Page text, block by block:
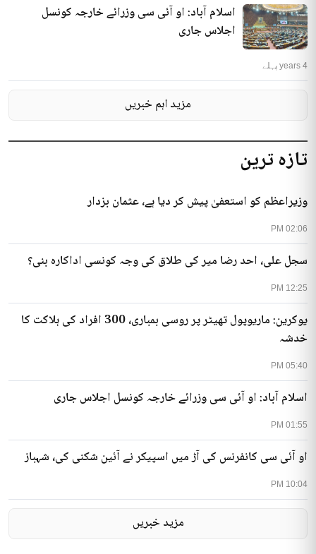
تازہ ترین
02:06 PM
وزیراعظم کو استعفیٰ پیش کر دیا ہے، عثمان بزدار
12:25 PM
سجل علی، احد رضا میر کی طلاق کی وجہ کونسی اداکارہ بنی؟
05:40 PM
یوکرین: ماریوپول تھیٹر پر روسی بمباری، 300 افراد کی ہلاکت کا
خدشہ
01:55 PM
اسلام آباد: او آئی سی وزرائے خارجہ کونسل اجلاس جاری
10:04 PM
او آئی سی کانفرنس کی آڑ میں اسپیکر نے آئین شکنی کی، شہباز
مزید خبریں
اسلام آباد: او آئی سی وزرائے خارجہ کونسل
اجلاس جاری
4 years پہلے
مزید اہم خبریں